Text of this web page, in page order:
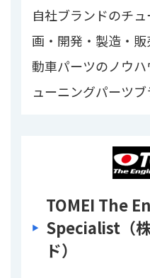
自社ブランドのチ
画・開発・製造・
動車パーツのノウ
ューニングパーツブ
TOMEI The
Specialist（
ド）